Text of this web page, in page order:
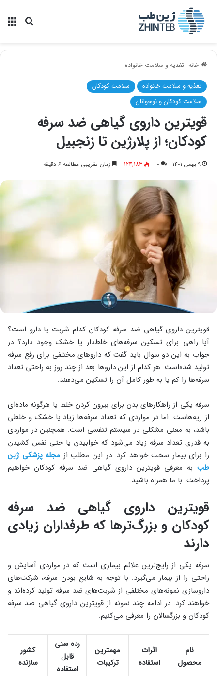
خانه|تغذیه و سلامت خانواده
تغذیه و سلامت خانواده
سلامت کودکان
سلامت کودکان و نوجوانان
قویترین داروی گیاهی ضد سرفه
کودکان؛ از پلارژین تا زنجبیل
۹ بهمن ۱۴۰۱ ۰ 124,183 زمان تقریبی مطالعه ۶ دقیقه
قویترین داروی گیاهی ضد سرفه کودکان کدام شربت یا دارو است؟
آیا راهی برای تسکین سرفه‌های خلط‌دار یا خشک وجود دارد؟ در
جواب به این دو سوال باید گفت که داروهای مختلفی برای رفع سرفه
تولید شده‌است. هر کدام از این داروها بعد از چند روز به راحتی تعداد
سرفه‌ها را کم یا به طور کامل آن را تسکین می‌دهند.
سرفه یکی از راهکارهای بدن برای بیرون کردن خلط یا هرگونه ماده‌‌ای
از ریه‌هاست. اما در مواردی که تعداد سرفه‌ها زیاد یا خشک و خلطی
باشد، به معنی مشکلی در سیستم تنفسی است. همچنین در مواردی
به قدری تعداد سرفه زیاد می‌شود که خوابیدن یا حتی نفس کشیدن
را برای بیمار سخت خواهد کرد. در این مطلب از مجله پزشکی ژین
طب به معرفی قویترین داروی گیاهی ضد سرفه کودکان خواهیم
پرداخت. با ما همراه باشید.
قویترین داروی گیاهی ضد سرفه
کودکان و بزرگ‌ترها که طرفداران زیادی
دارند
سرفه یکی از رایج‌ترین علائم بیماری است که در مواردی آسایش و
راحتی را از بیمار می‌گیرد. با توجه به شایع بودن سرفه، شرکت‌های
داروسازی نمونه‌های مختلفی از شربت‌های ضد سرفه تولید کرده‌اند و
خواهند کرد. در ادامه چند نمونه از قویترین داروی گیاهی ضد سرفه
کودکان و بزرگسالان را معرفی می‌کنیم.
نام
محصول
اثرات
استفاده
مهمترین
ترکیبات
رده سنی
قابل
استفاده
کشور
سازنده